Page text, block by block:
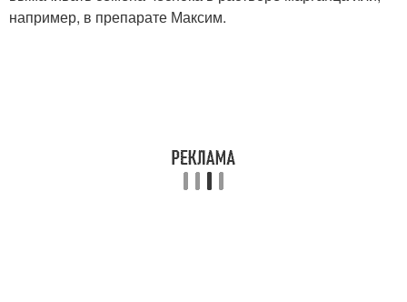
например, в препарате Максим.